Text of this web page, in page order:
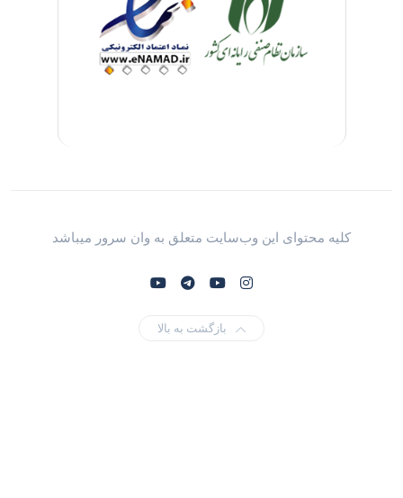
کلیه محتوای این وب‌سایت متعلق به وان سرور میباشد
بازگشت به بالا